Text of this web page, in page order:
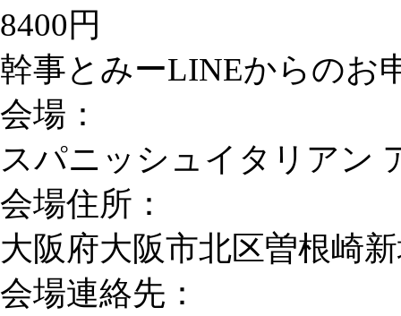
8400円
幹事とみーLINEからのお
会場：
スパニッシュイタリアン
会場住所：
大阪府大阪市北区曽根崎
会場連絡先：